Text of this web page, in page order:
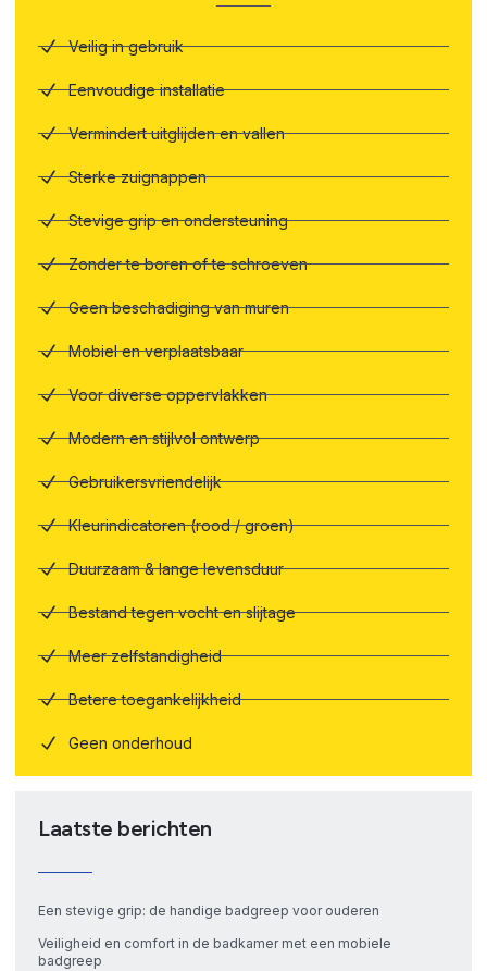
Veilig in gebruik
Eenvoudige installatie
Vermindert uitglijden en vallen
Sterke zuignappen
Stevige grip en ondersteuning
Zonder te boren of te schroeven
Geen beschadiging van muren
Mobiel en verplaatsbaar
Voor diverse oppervlakken
Modern en stijlvol ontwerp
Gebruikersvriendelijk
Kleurindicatoren (rood / groen)
Duurzaam & lange levensduur
Bestand tegen vocht en slijtage
Meer zelfstandigheid
Betere toegankelijkheid
Geen onderhoud
Laatste berichten
Een stevige grip: de handige badgreep voor ouderen
Veiligheid en comfort in de badkamer met een mobiele
badgreep